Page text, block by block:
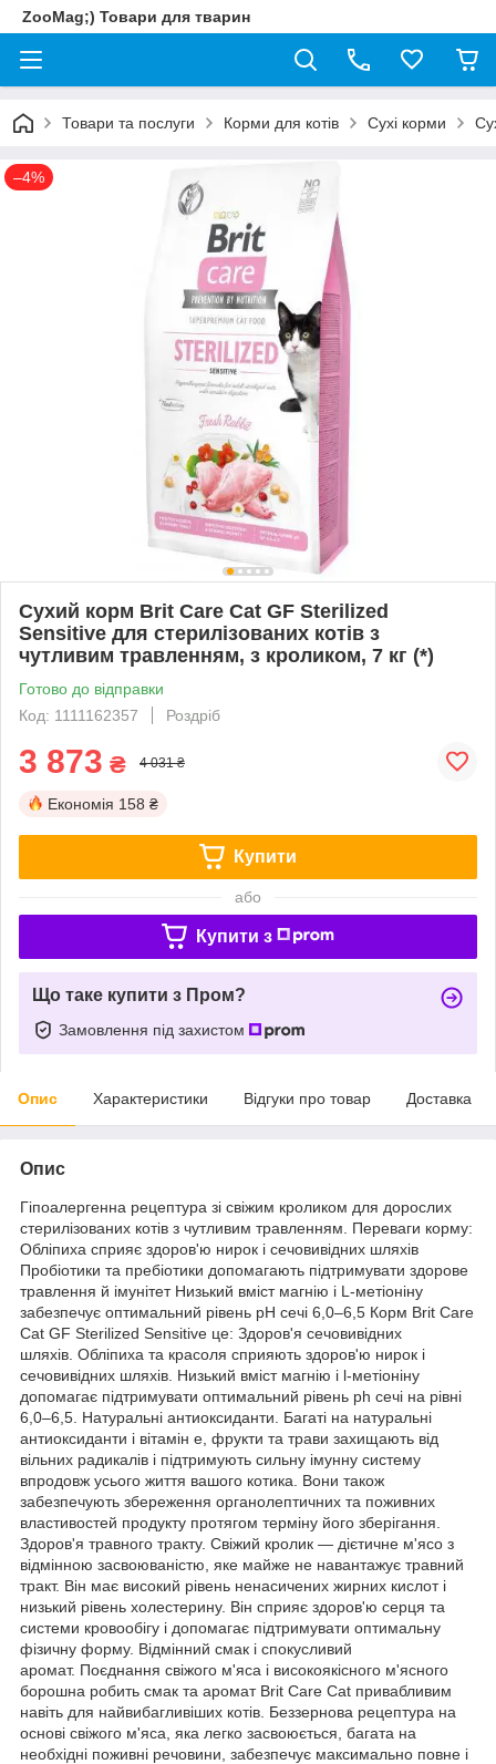
ZooMag;) Товари для тварин
Товари та послуги Корми для котів Сухі корми
–4%
Сухий корм Brit Care Cat GF Sterilized
Sensitive для стерилізованих котів з
чутливим травленням, з кроликом, 7 кг (*)
Готово до відправки
Код: 1111162357
Роздріб
3 873 ₴ 4 031 ₴
Економія 158 ₴
Купити
або
Купити з
Що таке купити з Пром?
Замовлення під захистом
Опис Характеристики Відгуки про товар Доставка
Опис
Гіпоалергенна рецептура зі свіжим кроликом для дорослих
стерилізованих котів з чутливим травленням. Переваги корму:
Обліпиха сприяє здоров'ю нирок і сечовивідних шляхів
Пробіотики та пребіотики допомагають підтримувати здорове
травлення й імунітет Низький вміст магнію і L-метіоніну
забезпечує оптимальний рівень pH сечі 6,0–6,5 Корм Brit Care
Cat GF Sterilized Sensitive це: Здоров'я сечовивідних
шляхів. Обліпиха та красоля сприяють здоров'ю нирок і
сечовивідних шляхів. Низький вміст магнію і l-метіоніну
допомагає підтримувати оптимальний рівень ph сечі на рівні
6,0–6,5. Натуральні антиоксиданти. Багаті на натуральні
антиоксиданти і вітамін е, фрукти та трави захищають від
вільних радикалів і підтримують сильну імунну систему
впродовж усього життя вашого котика. Вони також
забезпечують збереження органолептичних та поживних
властивостей продукту протягом терміну його зберігання.
Здоров'я травного тракту. Свіжий кролик — дієтичне м'ясо з
відмінною засвоюваністю, яке майже не навантажує травний
тракт. Він має високий рівень ненасичених жирних кислот і
низький рівень холестерину. Він сприяє здоров'ю серця та
системи кровообігу і допомагає підтримувати оптимальну
фізичну форму. Відмінний смак і спокусливий
аромат. Поєднання свіжого м'яса і високоякісного м'ясного
борошна робить смак та аромат Brit Care Cat привабливим
навіть для найвибагливіших котів. Беззернова рецептура на
основі свіжого м'яса, яка легко засвоюється, багата на
необхідні поживні речовини, забезпечує максимально повне і